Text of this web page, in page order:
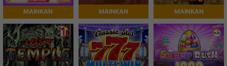
MAINKAN MAINKAN MAINKAN